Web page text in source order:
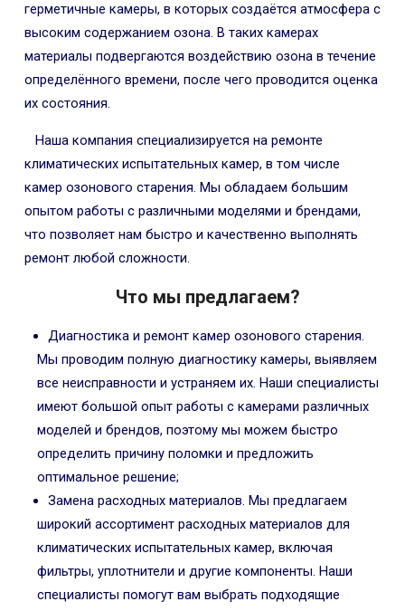
герметичные камеры, в которых создаётся атмосфера с
высоким содержанием озона. В таких камерах
материалы подвергаются воздействию озона в течение
определённого времени, после чего проводится оценка
их состояния.
Наша компания специализируется на ремонте
климатических испытательных камер, в том числе
камер озонового старения. Мы обладаем большим
опытом работы с различными моделями и брендами,
что позволяет нам быстро и качественно выполнять
ремонт любой сложности.
Что мы предлагаем?
Диагностика и ремонт камер озонового старения.
Мы проводим полную диагностику камеры, выявляем
все неисправности и устраняем их. Наши специалисты
имеют большой опыт работы с камерами различных
моделей и брендов, поэтому мы можем быстро
определить причину поломки и предложить
оптимальное решение;
Замена расходных материалов. Мы предлагаем
широкий ассортимент расходных материалов для
климатических испытательных камер, включая
фильтры, уплотнители и другие компоненты. Наши
специалисты помогут вам выбрать подходящие